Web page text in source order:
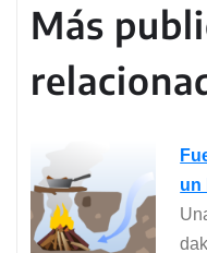
Más
un